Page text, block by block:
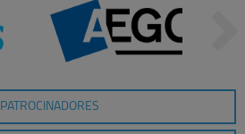
PATROCINADORES